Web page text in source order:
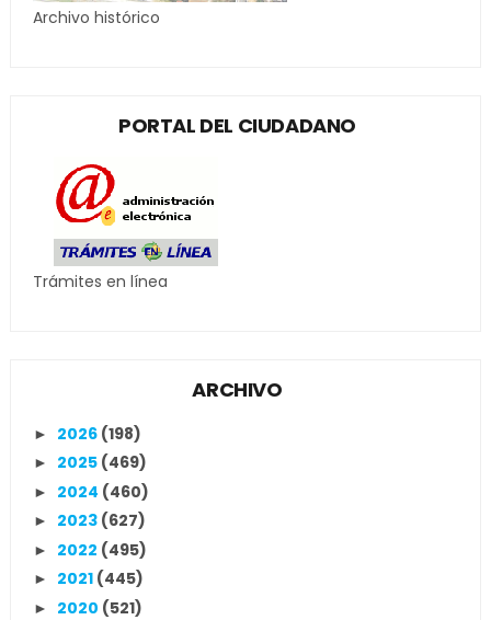
Archivo histórico
PORTAL DEL CIUDADANO
Trámites en línea
ARCHIVO
► 2026 (198)
► 2025 (469)
► 2024 (460)
► 2023 (627)
► 2022 (495)
► 2021 (445)
► 2020 (521)